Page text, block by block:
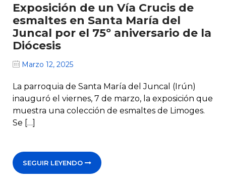
Exposición de un Vía Crucis de
esmaltes en Santa María del
Juncal por el 75º aniversario de la
Diócesis
Marzo 12, 2025
La parroquia de Santa María del Juncal (Irún)
inauguró el viernes, 7 de marzo, la exposición que
muestra una colección de esmaltes de Limoges.
Se […]
SEGUIR LEYENDO